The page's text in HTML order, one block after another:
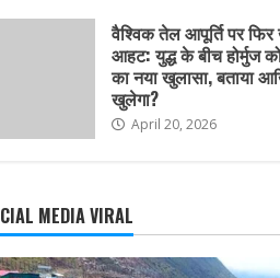
वैश्विक तेल आपूर्ति पर
आहट: युद्ध के बीच होर्मुज
का नया खुलासा, बताया
खुलेगा?
April 20, 2026
MEDIA VIRAL